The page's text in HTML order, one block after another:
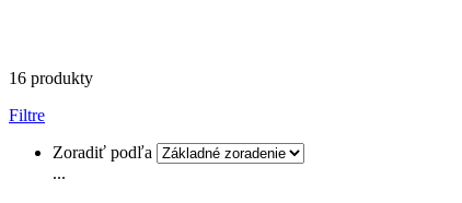
16 produkty
Filtre
Zoradiť podľa
...